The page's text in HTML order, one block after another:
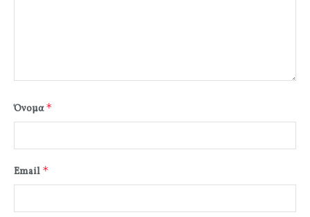
Όνομα*
Email *